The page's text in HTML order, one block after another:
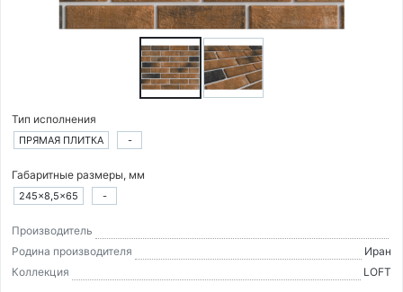
Тип исполнения
ПРЯМАЯ ПЛИТКА -
Габаритные размеры, мм
245×8,5×65 -
Производитель
Родина производителя
Иран
Коллекция
LOFT